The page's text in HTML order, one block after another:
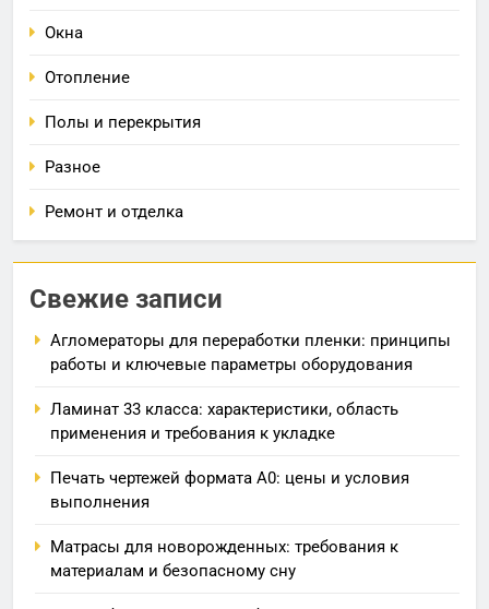
Окна
Отопление
Полы и перекрытия
Разное
Ремонт и отделка
Свежие записи
Агломераторы для переработки пленки: принципы
работы и ключевые параметры оборудования
Ламинат 33 класса: характеристики, область
применения и требования к укладке
Печать чертежей формата А0: цены и условия
выполнения
Матрасы для новорожденных: требования к
материалам и безопасному сну